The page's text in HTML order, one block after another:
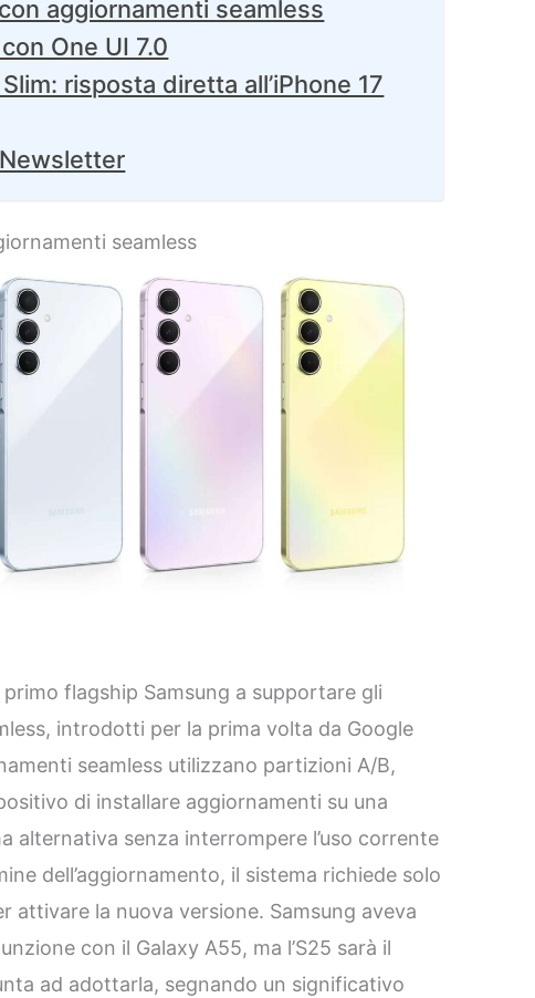
aggiornamenti seamless
One UI 7.0
risposta diretta all’iPhone 17
seamless
primo flagship Samsung a supportare gli
introdotti per la prima volta da Google
seamless utilizzano partizioni A/B,
di installare aggiornamenti su una
alternativa senza interrompere l’uso corrente
dell’aggiornamento, il sistema richiede solo
attivare la nuova versione. Samsung aveva
con il Galaxy A55, ma l’S25 sarà il
ad adottarla, segnando un significativo